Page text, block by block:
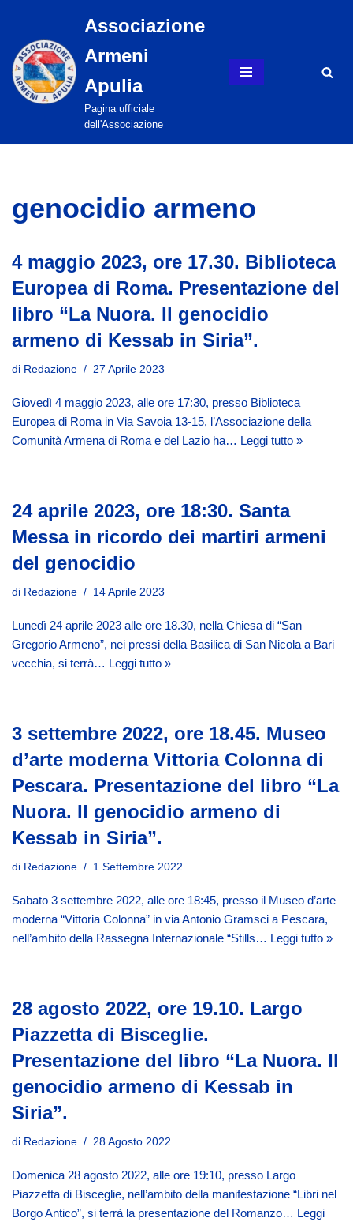
Vai
al
contenuto
Associazione
Armeni
Apulia
Pagina ufficiale
dell'Associazione
genocidio armeno
4 maggio 2023, ore 17.30. Biblioteca
Europea di Roma. Presentazione del
libro “La Nuora. Il genocidio
armeno di Kessab in Siria”.
di Redazione 27 Aprile 2023
Giovedì 4 maggio 2023, alle ore 17:30, presso Biblioteca
Europea di Roma in Via Savoia 13-15, l’Associazione della
Comunità Armena di Roma e del Lazio ha… Leggi tutto »
24 aprile 2023, ore 18:30. Santa
Messa in ricordo dei martiri armeni
del genocidio
di Redazione 14 Aprile 2023
Lunedì 24 aprile 2023 alle ore 18.30, nella Chiesa di “San
Gregorio Armeno”, nei pressi della Basilica di San Nicola a Bari
vecchia, si terrà… Leggi tutto »
3 settembre 2022, ore 18.45. Museo
d’arte moderna Vittoria Colonna di
Pescara. Presentazione del libro “La
Nuora. Il genocidio armeno di
Kessab in Siria”.
di Redazione 1 Settembre 2022
Sabato 3 settembre 2022, alle ore 18:45, presso il Museo d’arte
moderna “Vittoria Colonna” in via Antonio Gramsci a Pescara,
nell’ambito della Rassegna Internazionale “Stills… Leggi tutto »
28 agosto 2022, ore 19.10. Largo
Piazzetta di Bisceglie.
Presentazione del libro “La Nuora. Il
genocidio armeno di Kessab in
Siria”.
di Redazione 28 Agosto 2022
Domenica 28 agosto 2022, alle ore 19:10, presso Largo
Piazzetta di Bisceglie, nell’ambito della manifestazione “Libri nel
Borgo Antico”, si terrà la presentazione del Romanzo… Leggi